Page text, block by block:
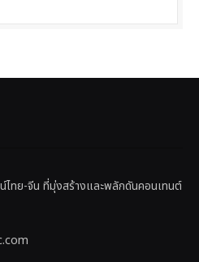
ไทย-จีน ที่มุ่งสร้างและพลักดันคอนเทนต์